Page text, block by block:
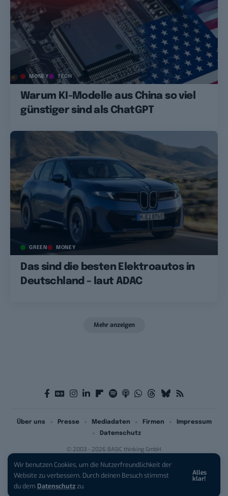
Wir benutzen Cookies, um die Nutzerfreundlichkeit der
Website zu verbessern. Durch deinen Besuch stimmst
du dem Datenschutzzu.
Alles
klar!
MONEY TECH
Warum KI-Modelle aus China so viel
günstiger sind als ChatGPT
GREEN MONEY
Das sind die besten Elektroautos in
Deutschland – laut ADAC
Mehr anzeigen
© 2003 - 2026 BASIC thinking GmbH
Über uns Presse Mediadaten Firmen
Impressum
Datenschutz